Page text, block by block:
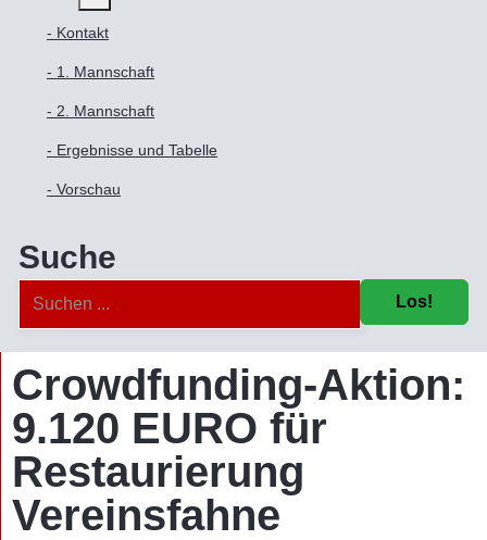
- Kontakt
- 1. Mannschaft
- 2. Mannschaft
- Ergebnisse und Tabelle
- Vorschau
Suche
Los!
Crowdfunding-Aktion:
9.120 EURO für
Restaurierung
Vereinsfahne